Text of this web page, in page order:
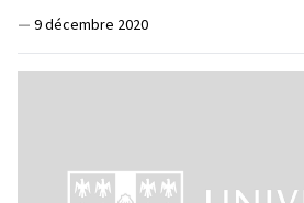
— 9 décembre 2020